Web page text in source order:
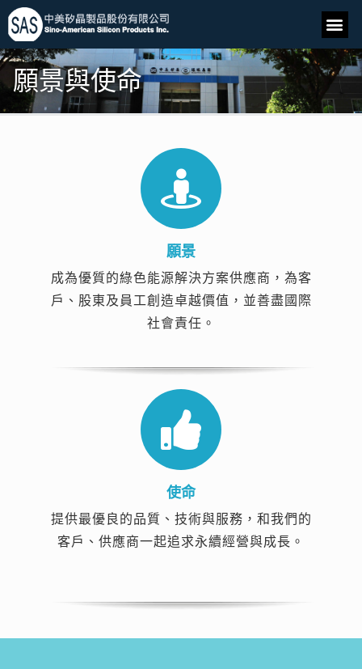
願景與使命
願景
成為優質的綠色能源解決方案供應商，為客
戶、股東及員工創造卓越價值，並善盡國際
社會責任。
使命
提供最優良的品質、技術與服務，和我們的
客戶、供應商一起追求永續經營與成長。